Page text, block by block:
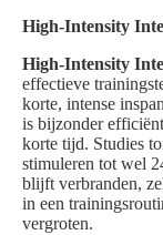
High-Intensity
High-Intensity
effectieve
korte, intense
is bijzonder
korte tijd. Studies
stimuleren tot wel
blijft verbranden,
in een
vergroten.